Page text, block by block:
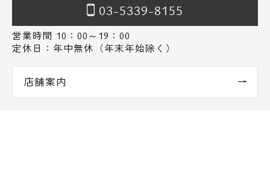
03-5339-8155
営業時間 10：00～19：00
定休日：年中無休（年末年始除く）
店舗案内